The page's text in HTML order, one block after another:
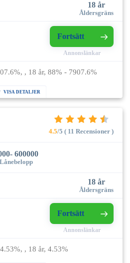
18 år
Åldersgräns
Fortsätt
Annonslänkar
, 18 år, 88% - 7907.6%
VISA DETALJER
4.5/5 ( 11 Recensioner )
600000
Lånebelopp
18 år
Åldersgräns
Fortsätt
Annonslänkar
, 18 år, 4.53%